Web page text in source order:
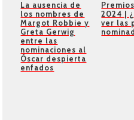
La ausencia de
los nombres de
Margot Robbie y
Greta Gerwig
entre las
nominaciones al
Óscar despierta
enfados
2024 |
ver las